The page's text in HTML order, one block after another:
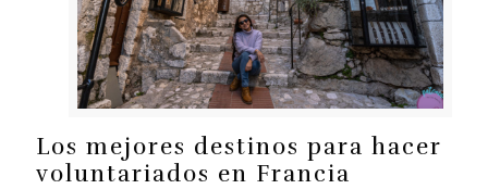
Los mejores destinos para hacer
voluntariados en Francia